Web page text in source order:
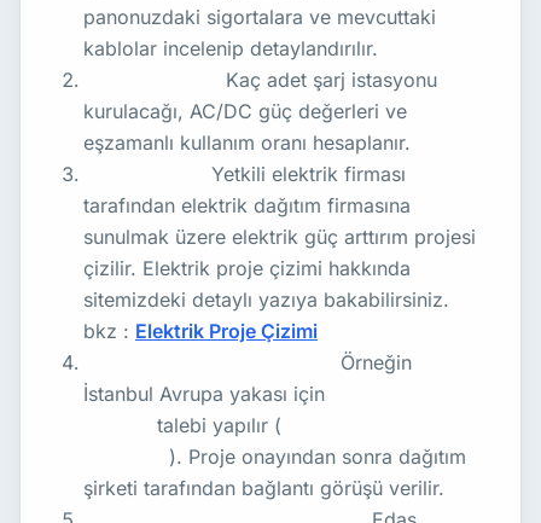
panonuzdaki sigortalara ve mevcuttaki
kablolar incelenip detaylandırılır.
Kaç adet şarj istasyonu
kurulacağı, AC/DC güç değerleri ve
eşzamanlı kullanım oranı hesaplanır.
Yetkili elektrik firması
tarafından elektrik dağıtım firmasına
sunulmak üzere elektrik güç arttırım projesi
çizilir. Elektrik proje çizimi hakkında
sitemizdeki detaylı yazıya bakabilirsiniz.
bkz : Elektrik Proje Çizimi
Örneğin
İstanbul Avrupa yakası için
talebi yapılır (
). Proje onayından sonra dağıtım
şirketi tarafından bağlantı görüşü verilir.